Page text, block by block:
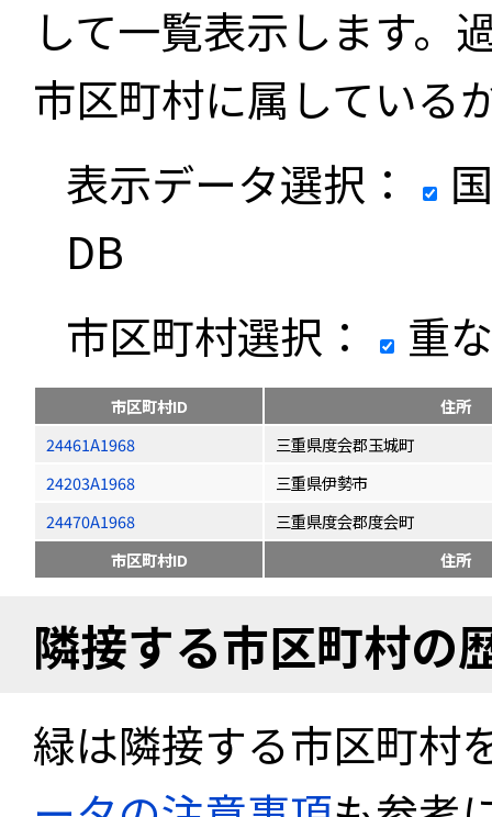
して一覧表示します。
市区町村に属している
表示データ選択：
DB
市区町村選択：
重
市区町村ID
住所
24461A1968
三重県度会郡玉城町
24203A1968
三重県伊勢市
24470A1968
三重県度会郡度会町
市区町村ID
住所
隣接する市区町村の
緑は隣接する市区町村